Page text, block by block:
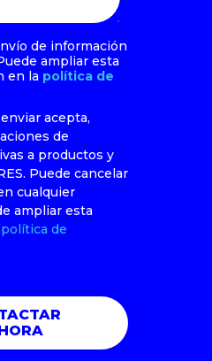
de información
ampliar esta
en la política de
acepta,
de
a productos y
Puede cancelar
cualquier
ampliar esta
política de